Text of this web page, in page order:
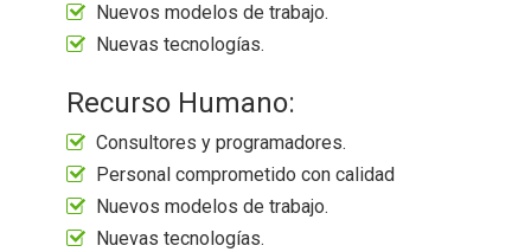
Nuevos modelos de trabajo.
Nuevas tecnologías.
Recurso Humano:
Consultores y programadores.
Personal comprometido con calidad
Nuevos modelos de trabajo.
Nuevas tecnologías.